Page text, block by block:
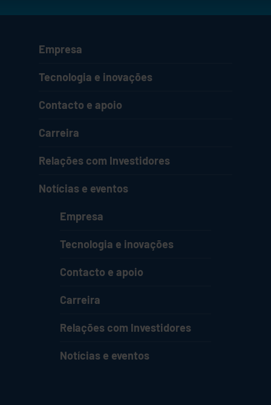
Empresa
Tecnologia e inovações
Contacto e apoio
Carreira
Relações com Investidores
Notícias e eventos
Empresa
Tecnologia e inovações
Contacto e apoio
Carreira
Relações com Investidores
Notícias e eventos